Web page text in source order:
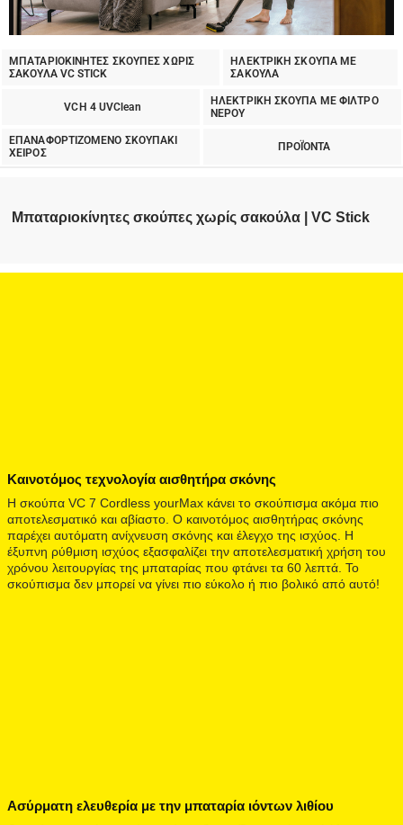
ΜΠΑΤΑΡΙΟΚΙΝΗΤΕΣ ΣΚΟΥΠΕΣ ΧΩΡΙΣ
ΣΑΚΟΥΛΑ VC STICK
ΗΛΕΚΤΡΙΚΗ ΣΚΟΥΠΑ ΜΕ
ΣΑΚΟΥΛΑ
VCH 4 UVClean
ΗΛΕΚΤΡΙΚΗ ΣΚΟΥΠΑ ΜΕ ΦΙΛΤΡΟ
ΝΕΡΟΥ
ΕΠΑΝΑΦΟΡΤΙΖΟΜΕΝΟ ΣΚΟΥΠΑΚΙ
ΧΕΙΡΟΣ
ΠΡΟΪΌΝΤΑ
Μπαταριοκίνητες σκούπες χωρίς σακούλα | VC Stick
Καινοτόμος τεχνολογία αισθητήρα σκόνης
Η σκούπα VC 7 Cordless yourMax κάνει το σκούπισμα ακόμα πιο
αποτελεσματικό και αβίαστο. Ο καινοτόμος αισθητήρας σκόνης
παρέχει αυτόματη ανίχνευση σκόνης και έλεγχο της ισχύος. Η
έξυπνη ρύθμιση ισχύος εξασφαλίζει την αποτελεσματική χρήση του
χρόνου λειτουργίας της μπαταρίας που φτάνει τα 60 λεπτά. Το
σκούπισμα δεν μπορεί να γίνει πιο εύκολο ή πιο βολικό από αυτό!
Ασύρματη ελευθερία με την μπαταρία ιόντων λιθίου